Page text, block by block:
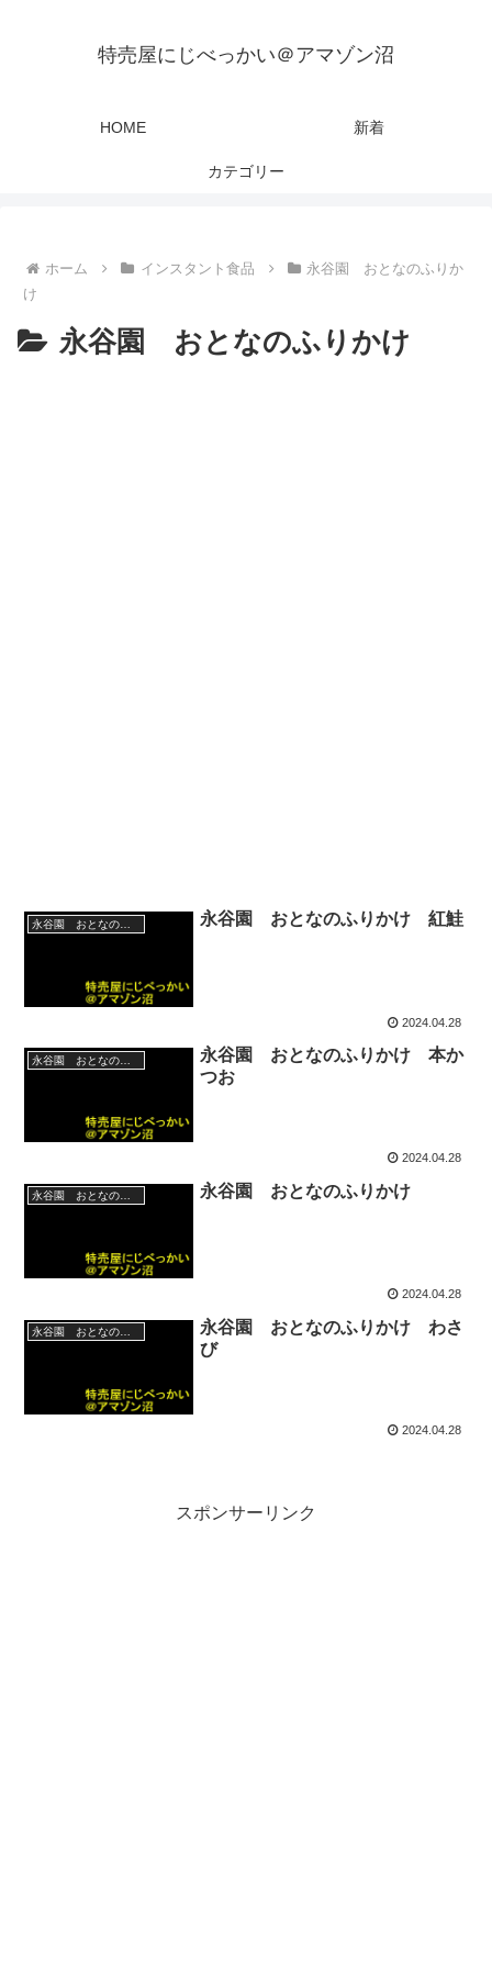
特売屋にじべっかい＠アマゾン沼
HOME 新着
カテゴリー
ホーム インスタント食品
永谷園 おとなのふりか
け
永谷園 おとなのふりかけ
永谷園 おとなのふりかけ 永谷園 おとなのふりかけ 紅鮭
2024.04.28
永谷園 おとなのふりかけ
永谷園 おとなのふりかけ 本か
つお
2024.04.28
永谷園 おとなのふりかけ 永谷園 おとなのふりかけ
2024.04.28
永谷園 おとなのふりかけ
永谷園 おとなのふりかけ わさ
び
2024.04.28
スポンサーリンク